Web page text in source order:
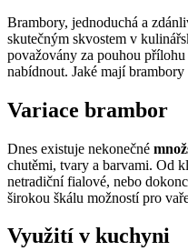
Brambory, jednoduchá a
skutečným skvostem v
považovány za pouhou
nabídnout. Jaké mají
Variace brambor
Dnes existuje nekonečné
chutěmi, tvary a barvami. Od
netradiční fialové, nebo
širokou škálu možností pro
Využití v kuchyni